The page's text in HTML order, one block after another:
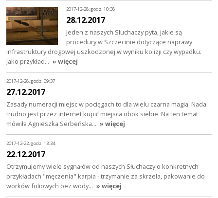
2017-12-28, godz. 10:38
28.12.2017
Jeden z naszych Słuchaczy pyta, jakie są
procedury w Szczecinie dotyczące naprawy
infrastruktury drogowej uszkodzonej w wyniku kolizji czy wypadku.
Jako przykład… » więcej
2017-12-28, godz. 09:37
27.12.2017
Zasady numeracji miejsc w pociągach to dla wielu czarna magia. Nadal
trudno jest przez internet kupić miejsca obok siebie. Na ten temat
mówiła Agnieszka Serbeńska… » więcej
2017-12-22, godz. 13:34
22.12.2017
Otrzymujemy wiele sygnałów od naszych Słuchaczy o konkretnych
przykładach "męczenia" karpia - trzymanie za skrzela, pakowanie do
worków foliowych bez wody… » więcej